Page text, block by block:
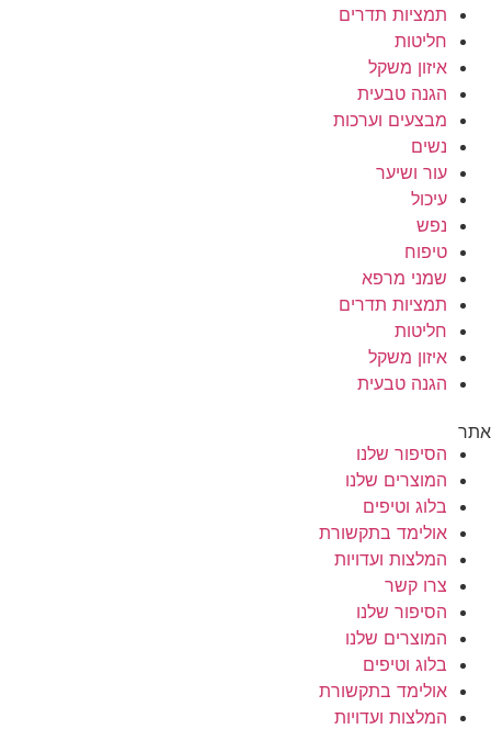
תמציות תדרים
חליטות
איזון משקל
הגנה טבעית
מבצעים וערכות
נשים
עור ושיער
עיכול
נפש
טיפוח
שמני מרפא
תמציות תדרים
חליטות
איזון משקל
הגנה טבעית
אתר
הסיפור שלנו
המוצרים שלנו
בלוג וטיפים
אולימד בתקשורת
המלצות ועדויות
צרו קשר
הסיפור שלנו
המוצרים שלנו
בלוג וטיפים
אולימד בתקשורת
המלצות ועדויות